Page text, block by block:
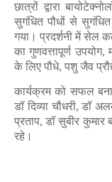
छात्रों द्वारा
सुगंधित पौधों से
गया। प्रदर्शनी में सेल
का गुणवत्तापूर्ण
के लिए पौधे, पशु जैव
कार्यक्रम को सफल
डॉ दिव्या चौधरी, डॉ
प्रताप, डॉ सुबीर कुमार
रहे।